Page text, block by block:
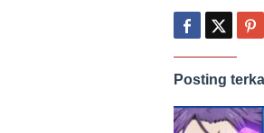
Posting